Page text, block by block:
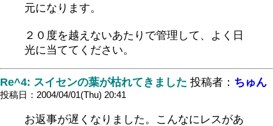
元になります。
２０度を越えないあたりで管理して、よく日
光に当ててください。
Re^4: スイセンの葉が枯れてきました 投稿者： ちゅん
投稿日：2004/04/01(Thu) 20:41
お返事が遅くなりました。こんなにレスがあ